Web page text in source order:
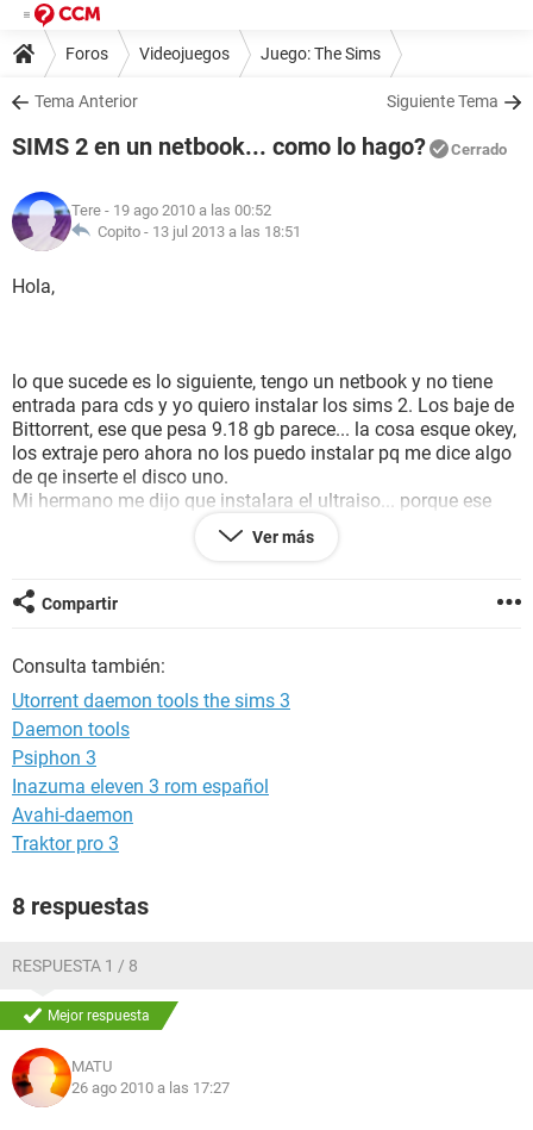
Foros Videojuegos Juego: The Sims
Tema Anterior Siguiente Tema
SIMS 2 en un netbook... como lo hago? Cerrado
Tere - 19 ago 2010 a las 00:52
Copito - 13 jul 2013 a las 18:51
Hola,
lo que sucede es lo siguiente, tengo un netbook y no tiene
entrada para cds y yo quiero instalar los sims 2. Los baje de
Bittorrent, ese que pesa 9.18 gb parece... la cosa esque okey,
los extraje pero ahora no los puedo instalar pq me dice algo
de qe inserte el disco uno.
Mi hermano me dijo que instalara el ultraiso... porque ese
serviria porque como no tengo lector, pero ahora lo
transforme a un documento iso pero me sale una publicidad
que hago? de veras que no se que hacer y estoy verde por
jugar sims 2
Porfavor cualquier ayuda sirve
Graciaaas
Ver más
Compartir
Consulta también:
Utorrent daemon tools the sims 3
Daemon tools
Psiphon 3
Inazuma eleven 3 rom español
Avahi-daemon
Traktor pro 3
8 respuestas
RESPUESTA 1 / 8
Mejor respuesta
MATU
26 ago 2010 a las 17:27